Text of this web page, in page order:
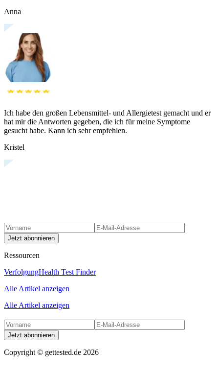
Anna
Ich habe den großen Lebensmittel- und Allergietest gemacht und er
hat mir die Antworten gegeben, die ich für meine Symptome
gesucht habe. Kann ich sehr empfehlen.
Kristel
Jetzt abonnieren
Ressourcen
VerfolgungHealth Test Finder
Alle Artikel anzeigen
Alle Artikel anzeigen
Jetzt abonnieren
Copyright © gettested.de 2026